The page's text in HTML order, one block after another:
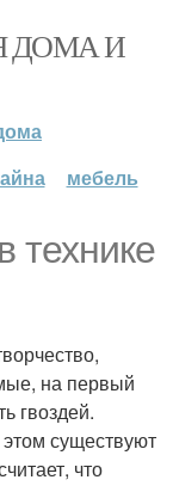
ДОМА И
мебель
технике
на первый
гвоздей.
существуют
что